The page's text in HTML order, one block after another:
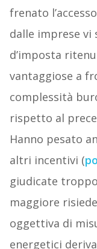
frenato
dalle imprese vi
d’imposta
vantaggiose a
complessità
rispetto al
Hanno pesato
altri incentivi (
giudicate
maggiore
oggettiva di
energetici